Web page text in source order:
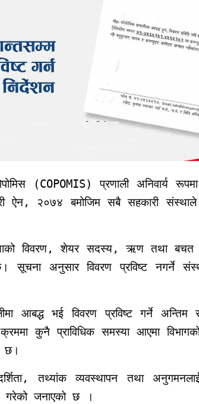
(COPOMIS) प्रणाली अनिवार्य
ऐन, २०७४ बमोजिम सबै सहकारी संस्थाले
विवरण, शेयर सदस्य, ऋण तथा बचत
सूचना अनुसार विवरण प्रविष्ट नगर्ने
आबद्ध भई विवरण प्रविष्ट गर्ने
कुनै प्राविधिक समस्या आएमा
छ।
तथ्यांक व्यवस्थापन तथा
गरेको जनाएको छ ।